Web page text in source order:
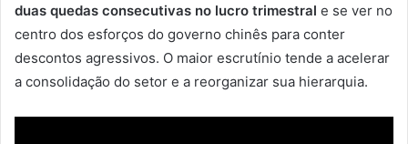
duas quedas consecutivas no lucro trimestral e se ver no
centro dos esforços do governo chinês para conter
descontos agressivos. O maior escrutínio tende a acelerar
a consolidação do setor e a reorganizar sua hierarquia.